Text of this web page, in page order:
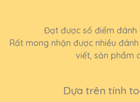
Đạt được số điểm đánh
Rất mong nhận được nhiều
viết, sản phẩm
Dựa trên tính